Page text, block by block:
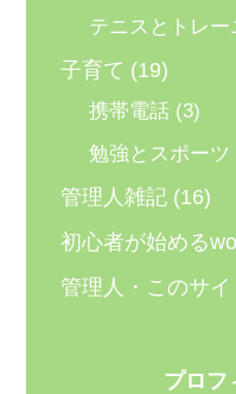
テニスとトレ
子育て (19)
携帯電話(3)
勉強とスポーツ
管理人雑記 (16)
初心者が始める
管理人・このサイ
プロフ